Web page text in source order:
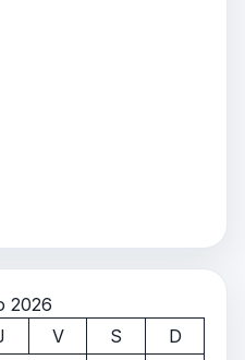
2026
V S
D